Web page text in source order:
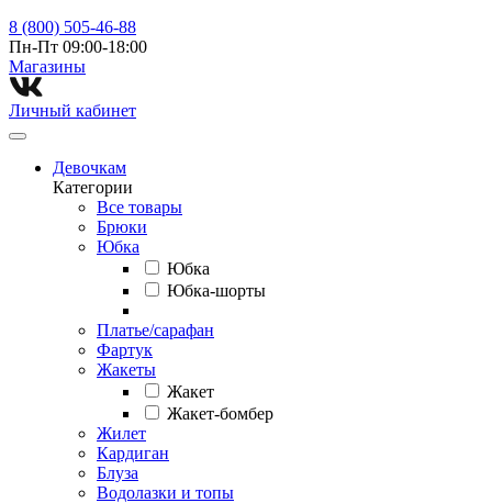
8 (800) 505-46-88
Пн-Пт 09:00-18:00
Магазины⁠
Личный кабинет
Девочкам
Категории
Все товары
Брюки
Юбка
Юбка
Юбка-шорты
Платье/сарафан
Фартук
Жакеты
Жакет
Жакет-бомбер
Жилет
Кардиган
Блуза
Водолазки и топы